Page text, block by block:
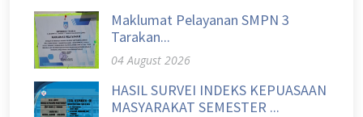
Maklumat Pelayanan SMPN 3
Tarakan...
04 August 2026
HASIL SURVEI INDEKS KEPUASAAN
MASYARAKAT SEMESTER ...